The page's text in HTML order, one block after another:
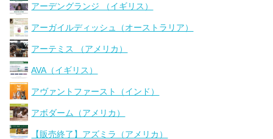
アーデングランジ （イギリス）
アーガイルディッシュ（オーストラリア）
アーテミス （アメリカ）
AVA（イギリス）
アヴァントファースト（インド）
アボダーム（アメリカ）
【販売終了】アズミラ（アメリカ）